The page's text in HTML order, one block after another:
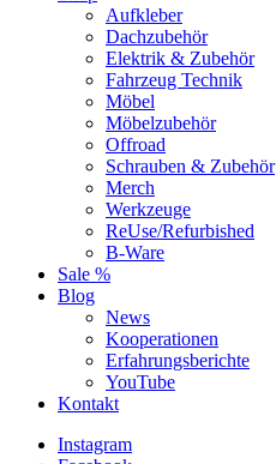
Aufkleber
Dachzubehör
Elektrik & Zubehör
Fahrzeug Technik
Möbel
Möbelzubehör
Offroad
Schrauben & Zubehör
Merch
Werkzeuge
ReUse/Refurbished
B-Ware
Sale %
Blog
News
Kooperationen
Erfahrungsberichte
YouTube
Kontakt
Instagram